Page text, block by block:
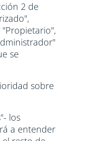
2 de
se
sobre
los
a entender